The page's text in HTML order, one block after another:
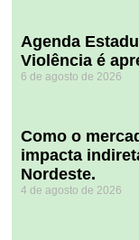
Agenda
Violência é
6 de agosto de 2026
​Como o
impacta
Nordeste.
4 de agosto de 2026